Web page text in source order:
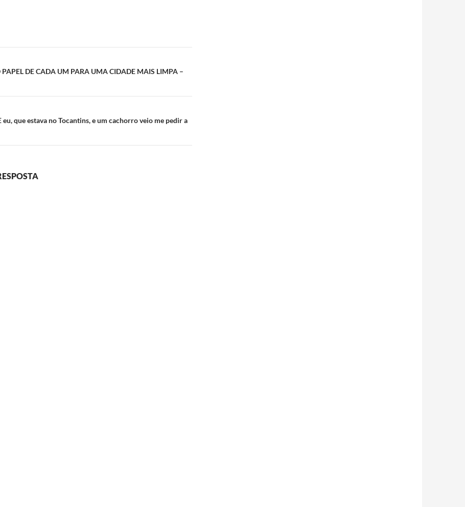
DE CADA UM PARA UMA CIDADE MAIS LIMPA –
eu, que estava no Tocantins, e um cachorro veio me pedir a